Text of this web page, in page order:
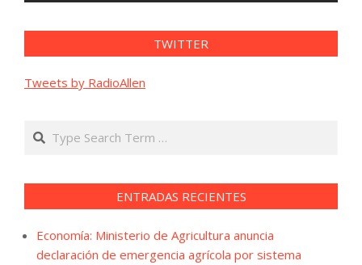
TWITTER
Tweets by RadioAllen
Search
ENTRADAS RECIENTES
Economía: Ministerio de Agricultura anuncia
declaración de emergencia agrícola por sistema